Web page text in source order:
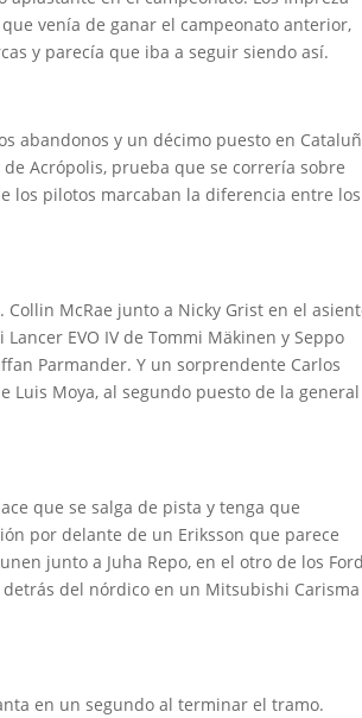
venía de ganar el campeonato anterior,
y parecía que iba a seguir siendo así.
abandonos y un décimo puesto en
Acrópolis, prueba que se correría sobre
los pilotos marcaban la diferencia entre los
McRae junto a Nicky Grist en el
EVO IV de Tommi Mäkinen y Seppo
Parmander. Y un sorprendente Carlos
Luis Moya, al segundo puesto de la
que se salga de pista y tenga que
por delante de un Eriksson que parece
junto a Juha Repo, en el otro de los Ford
del nórdico en un Mitsubishi Carisma
en un segundo al terminar el tramo.